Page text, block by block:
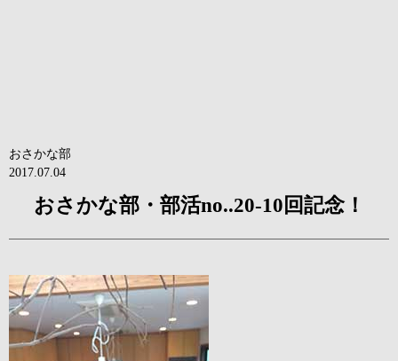
おさかな部
2017.07.04
おさかな部・部活no..20-10回記念！